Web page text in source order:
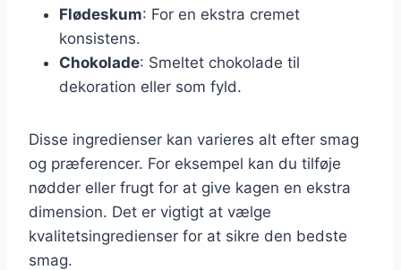
Flødeskum: For en ekstra cremet
konsistens.
Chokolade: Smeltet chokolade til
dekoration eller som fyld.
Disse ingredienser kan varieres alt efter smag
og præferencer. For eksempel kan du tilføje
nødder eller frugt for at give kagen en ekstra
dimension. Det er vigtigt at vælge
kvalitetsingredienser for at sikre den bedste
smag.